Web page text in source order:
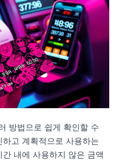
방법으로 쉽게 확인할 수
고 계획적으로 사용하는
내에 사용하지 않은 금액